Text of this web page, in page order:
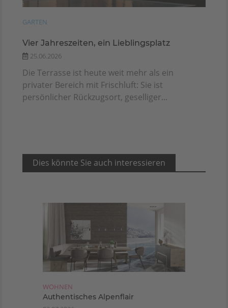
GARTEN
Vier Jahreszeiten, ein Lieblingsplatz
25.06.2026
Die Terrasse ist heute weit mehr als ein
privater Bereich mit Frischluft: Sie ist
persönlicher Rückzugsort, geselliger...
Dies könnte Sie auch interessieren
WOHNEN
Authentisches Alpenflair